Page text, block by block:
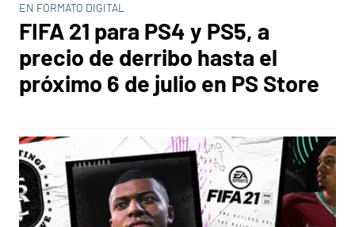
EN FORMATO DIGITAL
FIFA 21 para PS4 y PS5, a
precio de derribo hasta el
próximo 6 de julio en PS Store